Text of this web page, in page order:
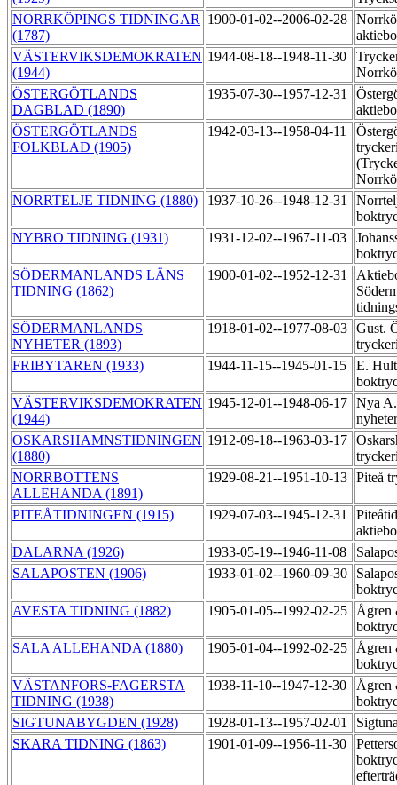
NORRKÖPINGS TIDNINGAR
(1787)
1900-01-02--2006-02-28
VÄSTERVIKSDEMOKRATEN
(1944)
1944-08-18--1948-11-30
ÖSTERGÖTLANDS
DAGBLAD (1890)
1935-07-30--1957-12-31
ÖSTERGÖTLANDS
FOLKBLAD (1905)
1942-03-13--1958-04-11
NORRTELJE TIDNING (1880)
1937-10-26--1948-12-31
NYBRO TIDNING (1931)
1931-12-02--1967-11-03
SÖDERMANLANDS LÄNS
TIDNING (1862)
1900-01-02--1952-12-31
SÖDERMANLANDS
NYHETER (1893)
1918-01-02--1977-08-03 Gust.
FRIBYTAREN (1933)
1944-11-15--1945-01-15
E.
VÄSTERVIKSDEMOKRATEN
(1944)
1945-12-01--1948-06-17 Nya
OSKARSHAMNSTIDNINGEN
(1880)
1912-09-18--1963-03-17
NORRBOTTENS
ALLEHANDA (1891)
1929-08-21--1951-10-13 Piteå
PITEÅTIDNINGEN (1915) 1929-07-03--1945-12-31
DALARNA (1926)
1933-05-19--1946-11-08
SALAPOSTEN (1906)
1933-01-02--1960-09-30
AVESTA TIDNING (1882)
1905-01-05--1992-02-25
Ågren
SALA ALLEHANDA (1880)
1905-01-04--1992-02-25
Ågren
VÄSTANFORS-FAGERSTA
TIDNING (1938)
1938-11-10--1947-12-30
Ågren
SIGTUNABYGDEN (1928)
1928-01-13--1957-02-01
SKARA TIDNING (1863)
1901-01-09--1956-11-30